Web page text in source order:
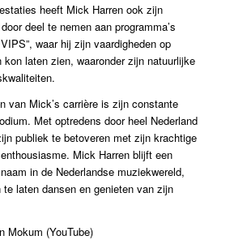
heeft Mick Harren ook zijn
deel te nemen aan programma’s
waar hij zijn vaardigheden op
kon laten zien, waaronder zijn natuurlijke
van Mick’s carrière is zijn constante
Met optredens door heel Nederland
publiek te betoveren met zijn krachtige
Mick Harren blijft een
in de Nederlandse muziekwereld,
laten dansen en genieten van zijn
Mokum (YouTube)